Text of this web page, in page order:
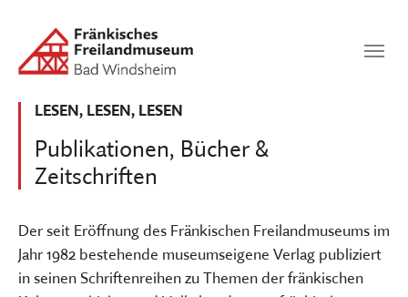
SUCHEN
Publikationen, Bücher &
Zeitschriften
LESEN, LESEN, LESEN
Der seit Eröffnung des Fränkischen Freilandmuseums im
Jahr 1982 bestehende museumseigene Verlag publiziert
in seinen Schriftenreihen zu Themen der fränkischen